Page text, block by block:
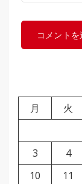
月
火
3
4
10
11